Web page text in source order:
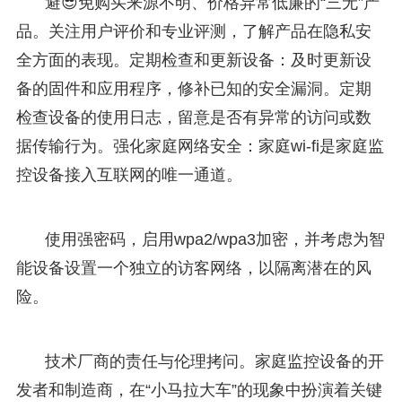
品。关注用户评价和专业评测，了解产品在隐私安
全方面的表现。定期检查和更新设备：及时更新设
备的固件和应用程序，修补已知的安全漏洞。定期
检查设备的使用日志，留意是否有异常的访问或数
据传输行为。强化家庭网络安全：家庭wi-fi是家庭监
控设备接入互联网的唯一通道。
使用强密码，启用wpa2/wpa3加密，并考虑为智
能设备设置一个独立的访客网络，以隔离潜在的风
险。
技术厂商的责任与伦理拷问。家庭监控设备的开
发者和制造商，在“小马拉大车”的现象中扮演着关键